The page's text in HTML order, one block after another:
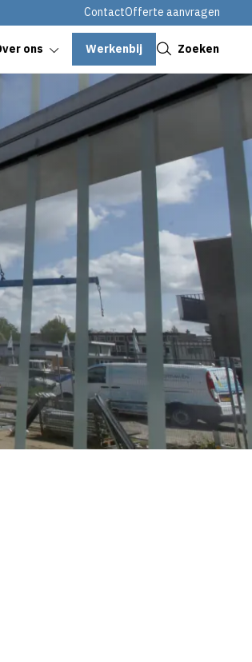
ContactOfferte aanvragen
ons Werkenbij Zoeken
Sluiten